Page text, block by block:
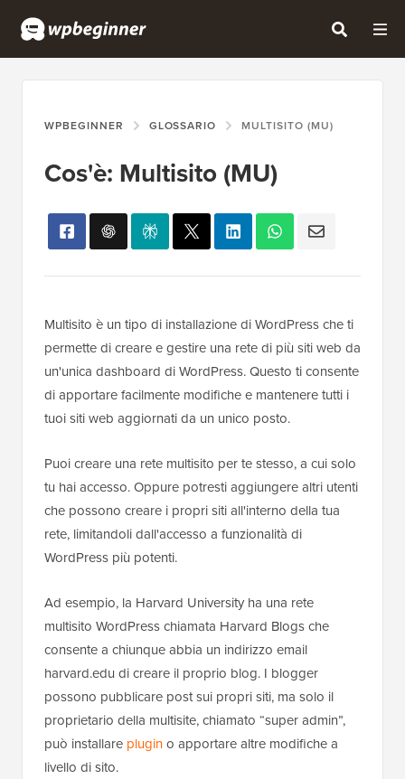
WPBEGINNER GLOSSARIO MULTISITO (MU)
Cos'è: Multisito (MU)
Multisito è un tipo di installazione di WordPress che ti
permette di creare e gestire una rete di più siti web da
un'unica dashboard di WordPress. Questo ti consente
di apportare facilmente modifiche e mantenere tutti i
tuoi siti web aggiornati da un unico posto.
Puoi creare una rete multisito per te stesso, a cui solo
tu hai accesso. Oppure potresti aggiungere altri utenti
che possono creare i propri siti all'interno della tua
rete, limitandoli dall'accesso a funzionalità di
WordPress più potenti.
Ad esempio, la Harvard University ha una rete
multisito WordPress chiamata Harvard Blogs che
consente a chiunque abbia un indirizzo email
harvard.edu di creare il proprio blog. I blogger
possono pubblicare post sui propri siti, ma solo il
proprietario della multisite, chiamato “super admin”,
può installare plugino apportare altre modifiche a
livello di sito.